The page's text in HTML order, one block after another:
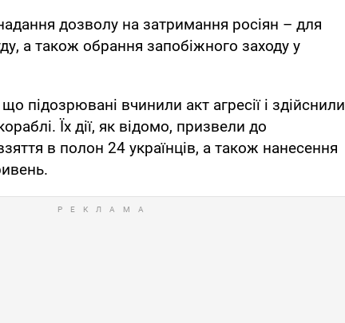
дозволу на затримання росіян – для
а також обрання запобіжного заходу у
підозрювані вчинили акт агресії і здійснили
Їх дії, як відомо, призвели до
в полон 24 українців, а також нанесення